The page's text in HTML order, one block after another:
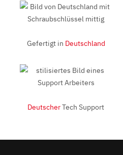
Gefertigt in Deutschland
DeutscherTech Support